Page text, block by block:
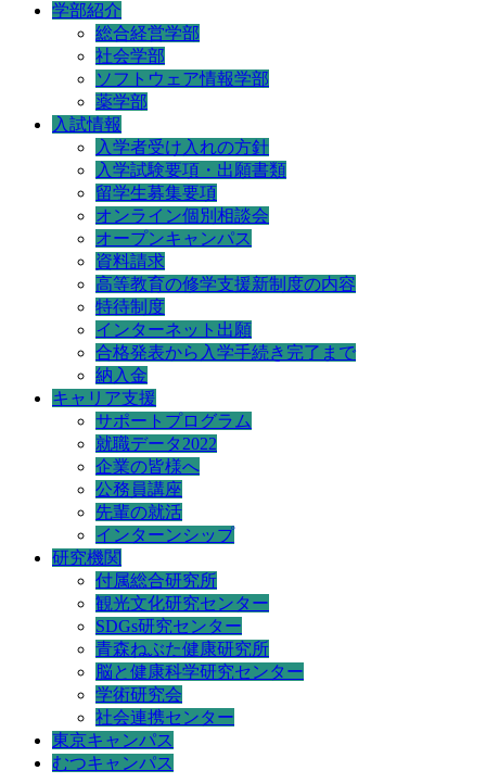
学部紹介
総合経営学部
社会学部
ソフトウェア情報学部
薬学部
入試情報
入学者受け入れの方針
入学試験要項・出願書類
留学生募集要項
オンライン個別相談会
オープンキャンパス
資料請求
高等教育の修学支援新制度の内容
特待制度
インターネット出願
合格発表から入学手続き完了まで
納入金
キャリア支援
サポートプログラム
就職データ2022
企業の皆様へ
公務員講座
先輩の就活
インターンシップ
研究機関
付属総合研究所
観光文化研究センター
SDGs研究センター
青森ねぶた健康研究所
脳と健康科学研究センター
学術研究会
社会連携センター
東京キャンパス
むつキャンパス